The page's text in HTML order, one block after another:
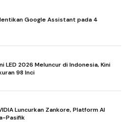
Google Assistant pada 4
LED 2026 Meluncur di Indonesia, Kini
98 Inci
Luncurkan Zankore, Platform AI
Pasifik